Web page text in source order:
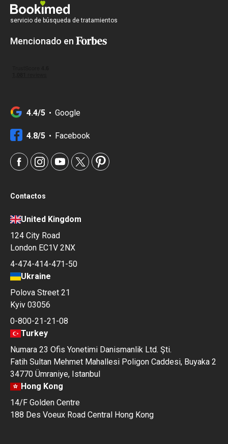
servicio de búsqueda de tratamientos
Mencionado en
4.4/5 Google
4.8/5 Facebook
Contactos
United Kingdom
124 City Road
London EC1V 2NX
4-474-414-471-50
Ukraine
Polova Street 21
Kyiv 03056
0-800-21-21-08
Turkey
Numara 23 Ofis Yonetimi Danismanlik Ltd. Şti.
Fatih Sultan Mehmet Mahallesi Poligon Caddesi, Buyaka 2
34770 Ümraniye, Istanbul
Hong Kong
14/F Golden Centre
188 Des Voeux Road Central Hong Kong